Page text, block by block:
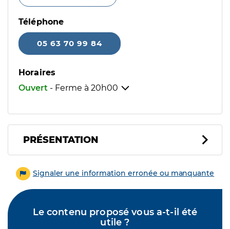
Téléphone
05 63 70 99 84
Horaires
Ouvert - Ferme à 20h00
PRÉSENTATION
Signaler une information erronée ou manquante
Le contenu proposé vous a-t-il été
utile ?